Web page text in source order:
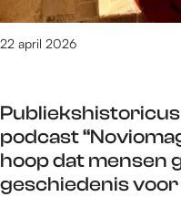
1
6
r
e
s
u
podcast
hoop dat mensen
geschiedenis voor
22 april 2026